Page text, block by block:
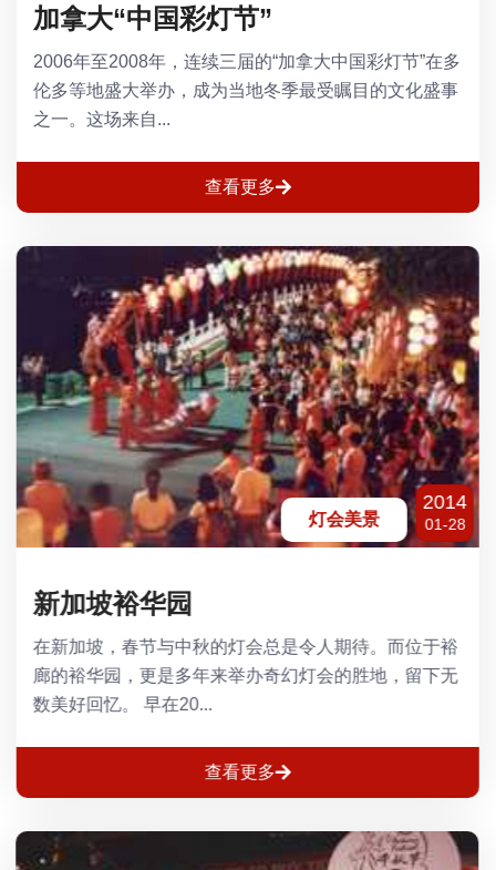
加拿大“中国彩灯节”
2006年至2008年，连续三届的“加拿大中国彩灯节”在多
伦多等地盛大举办，成为当地冬季最受瞩目的文化盛事
之一。这场来自...
查看更多
灯会美景
2014
01-28
新加坡裕华园
在新加坡，春节与中秋的灯会总是令人期待。而位于裕
廊的裕华园，更是多年来举办奇幻灯会的胜地，留下无
数美好回忆。 早在20...
查看更多